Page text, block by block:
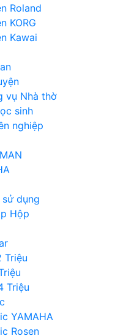
Roland
KORG
Kawai
vụ Nhà thờ
sinh
nghiệp
dụng
Hộp
Triệu
Triệu
YAMAHA
Rosen